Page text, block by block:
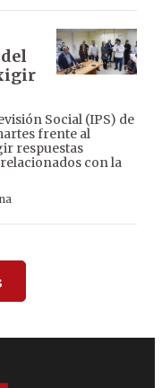
Social (IPS) de
frente al
respuestas
con la